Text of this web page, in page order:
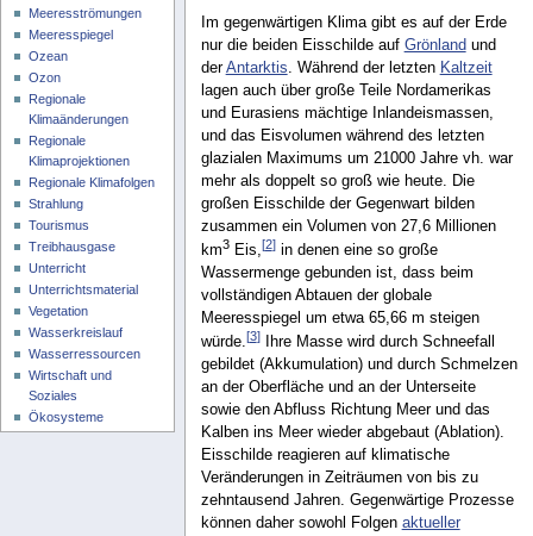
Im gegenwärtigen Klima gibt es auf der Erde
nur die beiden Eisschilde auf Grönland und
derAntarktis . Während der letzten Kaltzeit
lagen auch über große Teile Nordamerikas
und Eurasiens mächtige Inlandeismassen,
und das Eisvolumen während des letzten
glazialen Maximums um 21000 Jahre vh. war
mehr als doppelt so groß wie heute. Die
großen Eisschilde der Gegenwart bilden
zusammen ein Volumen von 27,6 Millionen
km3Eis, [2]in denen eine so große
Wassermenge gebunden ist, dass beim
vollständigen Abtauen der globale
Meeresspiegel um etwa 65,66 m steigen
würde.[3]Ihre Masse wird durch Schneefall
gebildet (Akkumulation) und durch Schmelzen
an der Oberfläche und an der Unterseite
sowie den Abfluss Richtung Meer und das
Kalben ins Meer wieder abgebaut (Ablation).
Eisschilde reagieren auf klimatische
Veränderungen in Zeiträumen von bis zu
zehntausend Jahren. Gegenwärtige Prozesse
können daher sowohl Folgen aktueller
Meeresströmungen
Meeresspiegel
Ozean
Ozon
Regionale
Klimaänderungen
Regionale
Klimaprojektionen
Regionale Klimafolgen
Strahlung
Tourismus
Treibhausgase
Unterricht
Unterrichtsmaterial
Vegetation
Wasserkreislauf
Wasserressourcen
Wirtschaft und
Soziales
Ökosysteme